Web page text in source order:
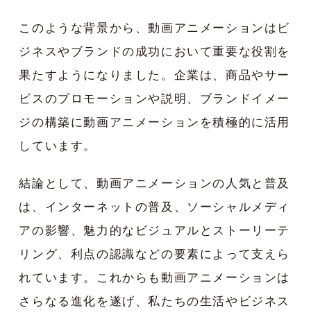
このような背景から、動画アニメーションはビ
ジネスやブランドの成功において重要な役割を
果たすようになりました。企業は、商品やサー
ビスのプロモーションや説明、ブランドイメー
ジの構築に動画アニメーションを積極的に活用
しています。
結論として、動画アニメーションの人気と普及
は、インターネットの普及、ソーシャルメディ
アの影響、魅力的なビジュアルとストーリーテ
リング、利点の認識などの要素によって支えら
れています。これからも動画アニメーションは
さらなる進化を遂げ、私たちの生活やビジネス